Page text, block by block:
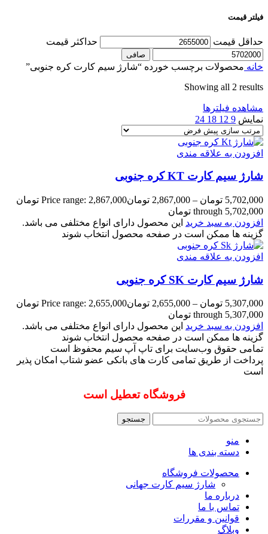
فیلتر قیمت
حداقل قیمت حداكثر قيمت
صافی
خانه محصولات برچسب خورده “شارژ سیم کارت کره جنوبی”
Showing all 2 results
مشاهده فیلترها
نمایش 9
12
18
24
افزودن به علاقه مندی
شارژ سیم کارت KT کره جنوبی
5,702,000 تومان –
2,867,000 تومان
Price range: 2,867,000 تومان
through 5,702,000 تومان
افزودن به سبد خرید این محصول دارای انواع مختلفی می باشد.
گزینه ها ممکن است در صفحه محصول انتخاب شوند
افزودن به علاقه مندی
شارژ سیم کارت SK کره جنوبی
5,307,000 تومان –
2,655,000 تومان
Price range: 2,655,000 تومان
through 5,307,000 تومان
افزودن به سبد خرید این محصول دارای انواع مختلفی می باشد.
گزینه ها ممکن است در صفحه محصول انتخاب شوند
تمامی حقوق وب‌سایت برای تاپ آپ سیم محفوظ است
پرداخت از طریق تمامی کارت های بانکی عضو شتاب امکان پذیر
است
فروشگاه تعطیل است
جستجو
منو
دسته بندی ها
محصولات فروشگاه
شارژ سیم کارت جهانی
درباره ما
تماس با ما
قوانین و مقررات
وبلاگ